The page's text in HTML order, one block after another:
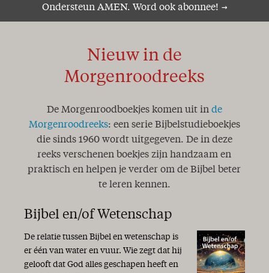
Ondersteun AMEN. Word ook abonnee!
Nieuw in de
Morgenroodreeks
De Morgenroodboekjes komen uit in de
Morgenroodreeks: een serie Bijbelstudieboekjes
die sinds 1960 wordt uitgegeven. De in deze
reeks verschenen boekjes zijn handzaam en
praktisch en helpen je verder om de Bijbel beter
te leren kennen.
Bijbel en/of Wetenschap
De relatie tussen Bijbel en wetenschap is
er één van water en vuur. Wie zegt dat hij
gelooft dat God alles geschapen heeft en